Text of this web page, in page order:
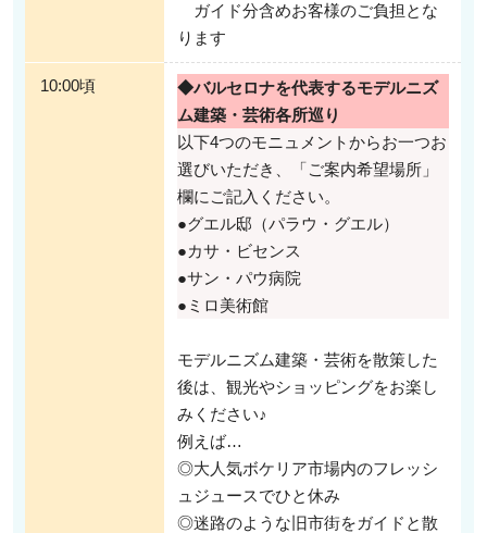
ホテルからの出発だから移動も安心！専用車付きプランなら移動
お客様のご宿泊ホテル(バルセロナ市内)へ日本語観光ガイドがお迎えにあが
ります。解散場所も市内街中またはご宿泊ホテルと選べます。プライベート
ツアーなので小さいお子様連れでも安心！他の方に気兼ねなくお客様のペー
縮し最大限にバルセロナを楽しんでいただけることでしょう♪
ガイド分含めお客様のご負担とな
ります
10:00頃
◆バルセロナを代表するモデルニズ
ム建築・芸術各所巡り
以下4つのモニュメントからお一つお
選びいただき、「ご案内希望場所」
欄にご記入ください。
●グエル邸（パラウ・グエル）
●カサ・ビセンス
●サン・パウ病院
●ミロ美術館
モデルニズム建築・芸術を散策した
後は、観光やショッピングをお楽し
みください♪
例えば…
◎大人気ボケリア市場内のフレッシ
ュジュースでひと休み
◎迷路のような旧市街をガイドと散